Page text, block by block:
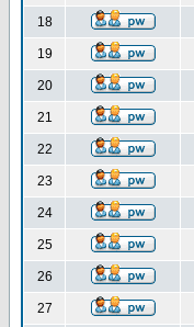
18
19
20
21
22
23
24
25
26
27